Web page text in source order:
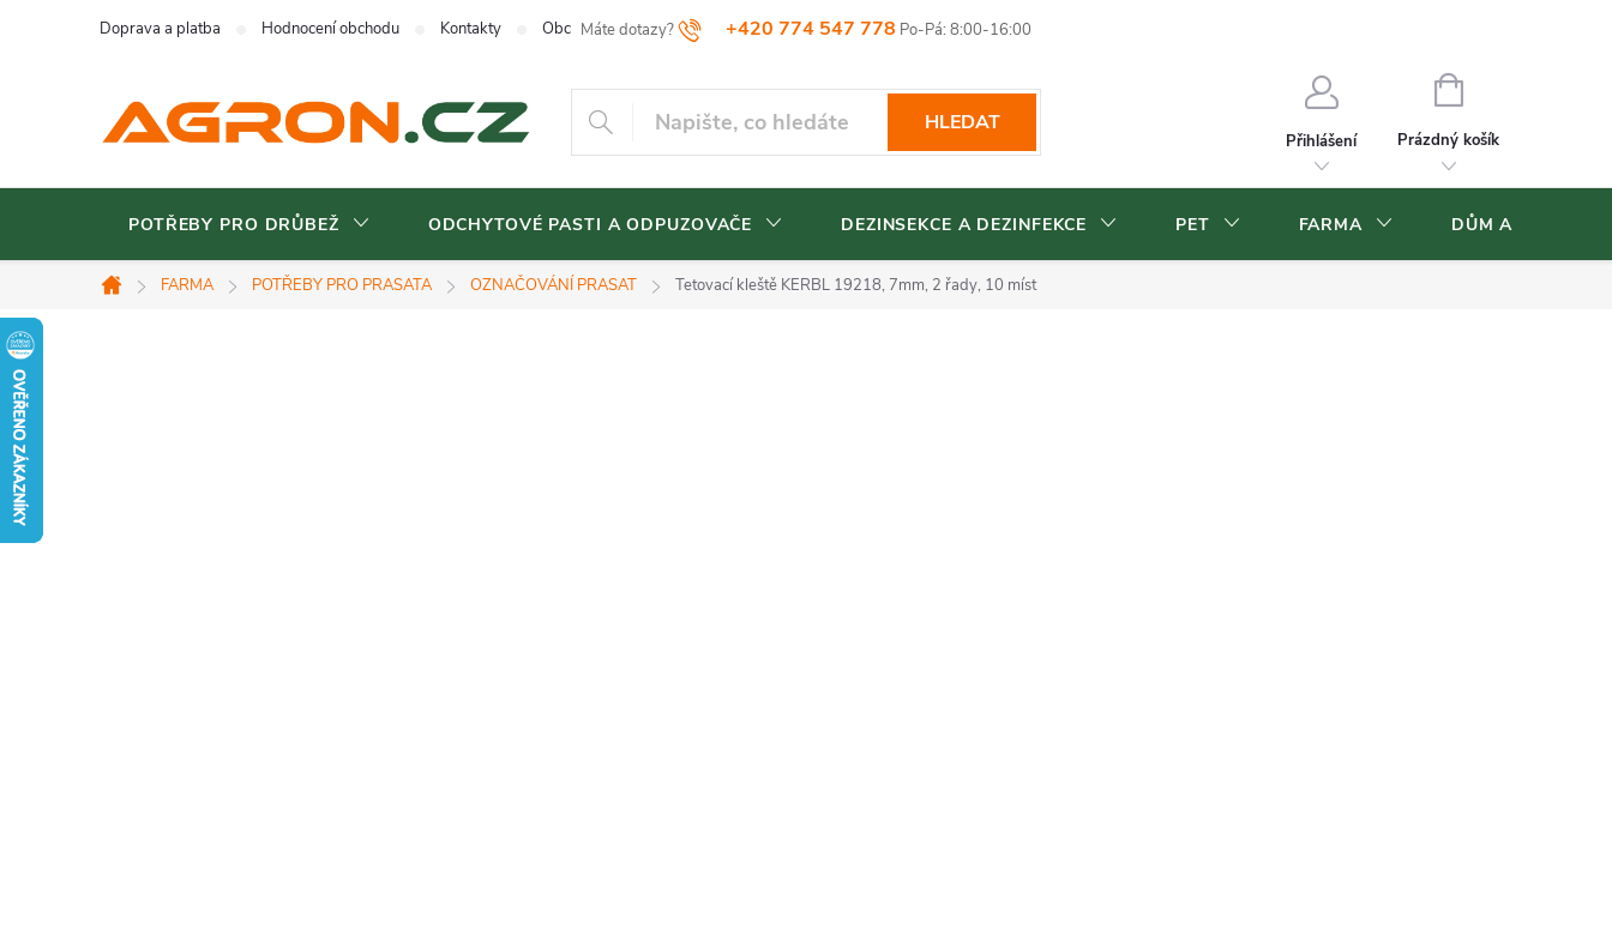
+420 774 547 778
Doprava a platba Hodnocení obchodu Kontakty Obchodní podmínky Reklamační řád Vrácení zboží Blog
HLEDAT
Přihlášení
NÁKUPNÍ
Prázdný košík
POTŘEBY PRO DRŮBEŽ ODCHYTOVÉ PASTI A ODPUZOVAČE DEZINSEKCE A DEZINFEKCE PET FARMA DŮM A ZAHRADA
Domů
FARMA POTŘEBY PRO PRASATA OZNAČOVÁNÍ PRASAT Tetovací kleště KERBL 19218, 7mm, 2 řady, 10 míst